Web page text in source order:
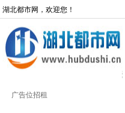
湖北都市网，欢迎您！
广告位招租